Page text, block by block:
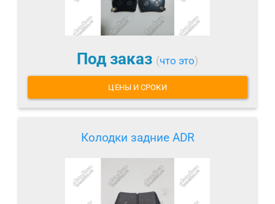
Под заказ (что это)
ЦЕНЫ И СРОКИ
Колодки задние ADR